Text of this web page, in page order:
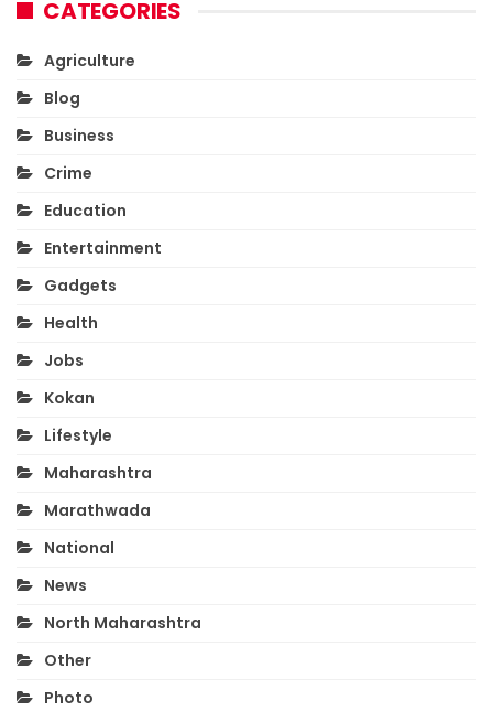
CATEGORIES
Agriculture
Blog
Business
Crime
Education
Entertainment
Gadgets
Health
Jobs
Kokan
Lifestyle
Maharashtra
Marathwada
National
News
North Maharashtra
Other
Photo